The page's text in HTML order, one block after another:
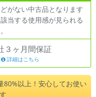
がない中古品となります
当する使用感が見られる
３ヶ月間保証
詳細はこちら
以上！安心してお使い